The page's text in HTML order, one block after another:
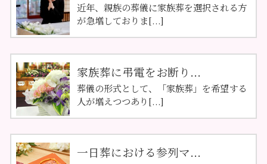
近年、親族の葬儀に家族葬を選択される方
が急増しておりま[...]
家族葬に弔電をお断り...
葬儀の形式として、「家族葬」を希望する
人が増えつつあり[...]
一日葬における参列マ...